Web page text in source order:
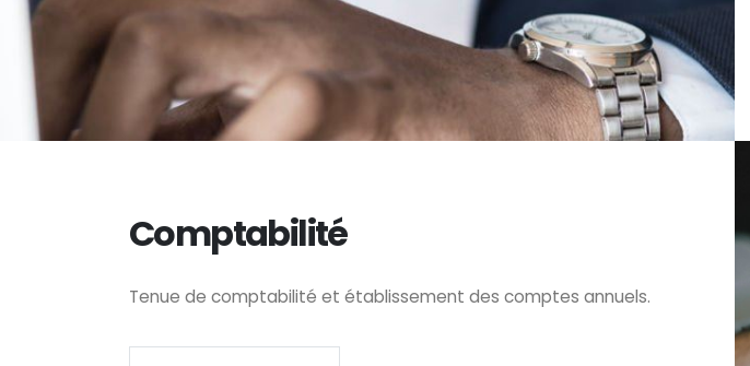
Comptabilité
Tenue de comptabilité et établissement des comptes annuels.